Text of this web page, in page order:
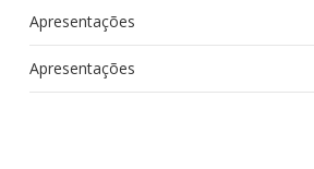
Apresentações
Apresentações